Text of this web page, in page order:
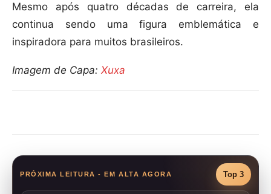
Mesmo após quatro décadas de carreira, ela
continua sendo uma figura emblemática e
inspiradora para muitos brasileiros.
Imagem de Capa: Xuxa
PRÓXIMA LEITURA - EM ALTA AGORA Top 3